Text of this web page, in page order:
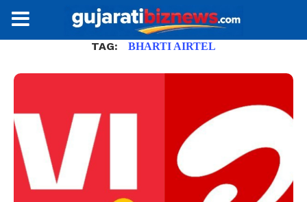
TAG: BHARTI AIRTEL